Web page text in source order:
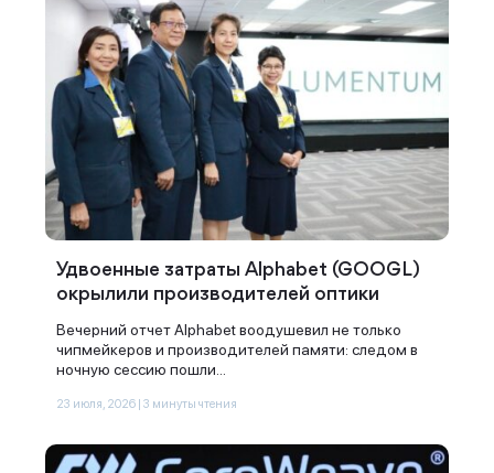
Удвоенные затраты Alphabet (GOOGL)
окрылили производителей оптики
Вечерний отчет Alphabet воодушевил не только
чипмейкеров и производителей памяти: следом в
ночную сессию пошли...
23 июля, 2026 | 3 минуты чтения